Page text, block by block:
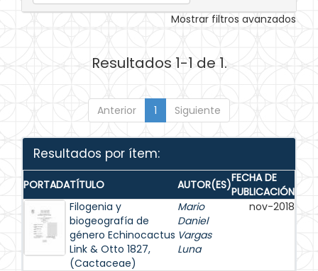
Mostrar filtros avanzados
Resultados 1-1 de 1.
Anterior 1 Siguiente
Resultados por ítem:
PORTADATÍTULO AUTOR(ES)FECHA DE
PUBLICACIÓN
Filogenia y
biogeografía de
género Echinocactus
Link & Otto 1827,
(Cactaceae)
Mario
Daniel
Vargas
Luna
nov-2018